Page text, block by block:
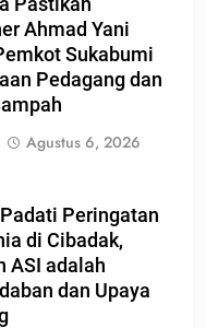
Ahmad Yani
Sukabumi
Pedagang dan
Agustus 6, 2026
Peringatan
di Cibadak,
ASI adalah
dan Upaya